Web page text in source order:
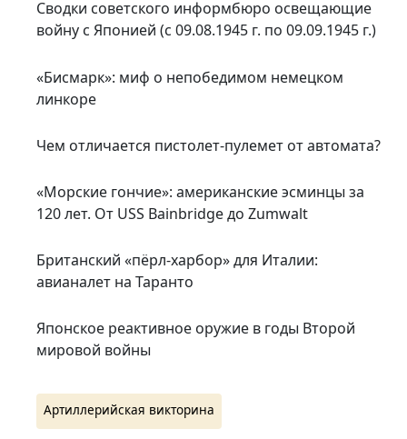
Сводки советского информбюро освещающие
войну с Японией (с 09.08.1945 г. по 09.09.1945 г.)
«Бисмарк»: миф о непобедимом немецком
линкоре
Чем отличается пистолет-пулемет от автомата?
«Морские гончие»: американские эсминцы за
120 лет. От USS Bainbridge до Zumwalt
Британский «пёрл-харбор» для Италии:
авианалет на Таранто
Японское реактивное оружие в годы Второй
мировой войны
Артиллерийская викторина